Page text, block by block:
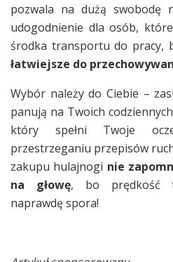
pozwala na dużą swobodę
udogodnienie dla osób,
środka transportu do pracy,
łatwiejsze do
Wybór należy do Ciebie –
panują na Twoich
który spełni Twoje
przestrzeganiu przepisów
zakupu hulajnogi nie
na głowę, bo prędkość
naprawdę spora!